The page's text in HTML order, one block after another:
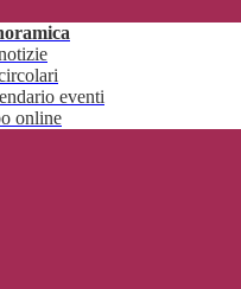
eventi
online